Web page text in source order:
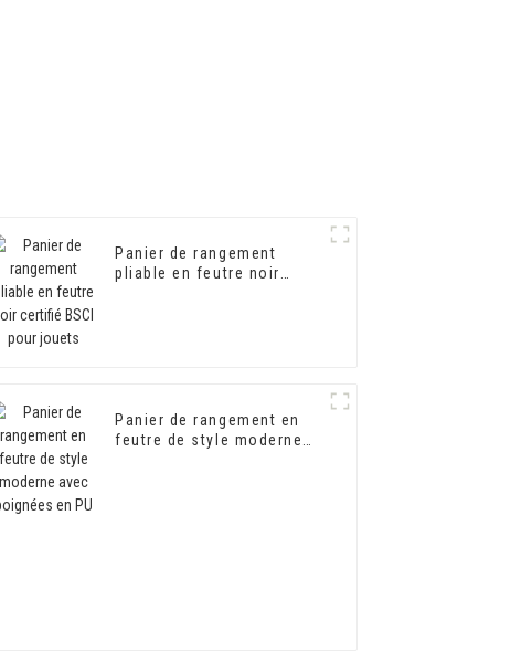
Panier de rangement
pliable en feutre noir
Panier de rangement en
feutre de style moderne